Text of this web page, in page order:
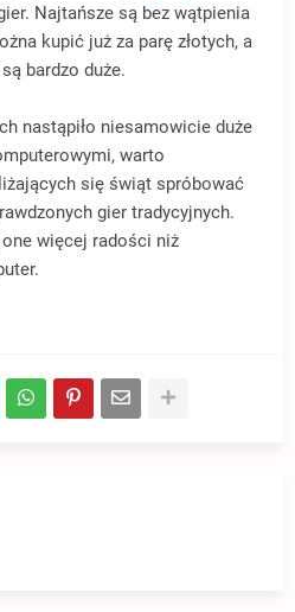
Najtańsze są bez wątpienia
kupić już za parę złotych, a
bardzo duże.
nastąpiło niesamowicie duże
warto
się świąt spróbować
gier tradycyjnych.
więcej radości niż